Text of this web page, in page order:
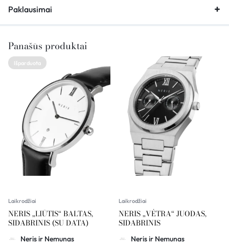
Paklausimai
Panašūs produktai
Išparduota
Laikrodžiai
NERIS „LIŪTIS“ BALTAS,
SIDABRINIS (SU DATA)
Neris ir Nemunas
Laikrodžiai
NERIS „VĖTRA“ JUODAS,
SIDABRINIS
Neris ir Nemunas